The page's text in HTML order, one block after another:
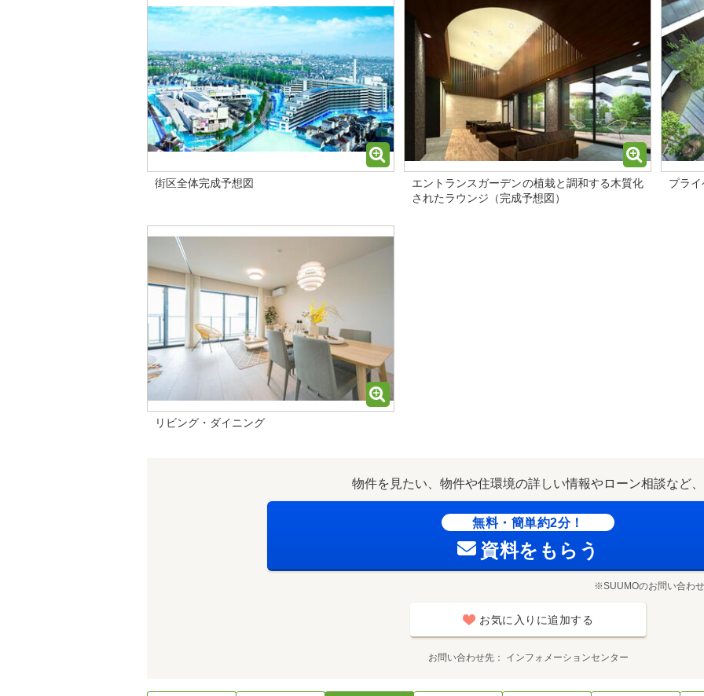
街区全体完成予想図
エントランスガーデンの植栽と調和する木質化
されたラウンジ（完成予想図）
プラ
リビング・ダイニング
物件を見たい、物件や住環境の詳しい情報やローン相談など、
無料・簡単約2分！
資料をもらう
※SUUMOのお問い合わ
お気に入りに追加する
お問い合わせ先 インフォメーションセンター